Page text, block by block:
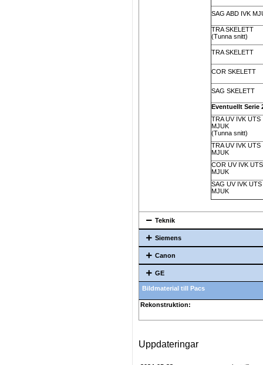
SAG ABD IVK
TRA SKELETT
(Tunna snitt)
TRA SKELETT
COR SKELETT
SAG SKELETT
Eventuellt
TRA UV IVK UTS
MJUK
(Tunna snitt)
TRA UV IVK UTS
MJUK
COR UV IVK UTS
MJUK
SAG UV IVK UTS
MJUK
Teknik
Siemens
Canon
GE
Bildmaterial till Pacs
Rekonstruktion:
Uppdateringar